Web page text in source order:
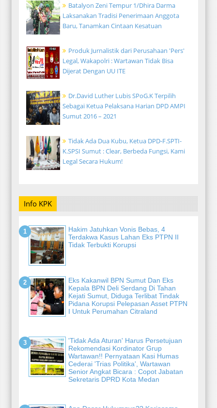
Batalyon Zeni Tempur 1/Dhira Darma
Laksanakan Tradisi Penerimaan Anggota
Baru, Tanamkan Cintaan Kesatuan
Produk Jurnalistik dari Perusahaan 'Pers'
Legal, Wakapolri : Wartawan Tidak Bisa
Dijerat Dengan UU ITE
Dr.David Luther Lubis SPoG.K Terpilih
Sebagai Ketua Pelaksana Harian DPD AMPI
Sumut 2016 – 2021
Tidak Ada Dua Kubu, Ketua DPD-F.SPTI-
K.SPSI Sumut : Clear, Berbeda Fungsi, Kami
Legal Secara Hukum!
Info KPK
Hakim Jatuhkan Vonis Bebas, 4
Terdakwa Kasus Lahan Eks PTPN II
Tidak Terbukti Korupsi
Eks Kakanwil BPN Sumut Dan Eks
Kepala BPN Deli Serdang Di Tahan
Kejati Sumut, Diduga Terlibat Tindak
Pidana Korupsi Pelepasan Asset PTPN
I Untuk Perumahan Citraland
'Tidak Ada Aturan' Harus Persetujuan
Rekomendasi Kordinator Grup
Wartawan!! Pernyataan Kasi Humas
Cederai 'Trias Politika', Wartawan
Senior Angkat Bicara : Copot Jabatan
Sekretaris DPRD Kota Medan